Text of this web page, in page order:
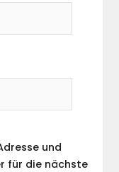
und
für die nächste